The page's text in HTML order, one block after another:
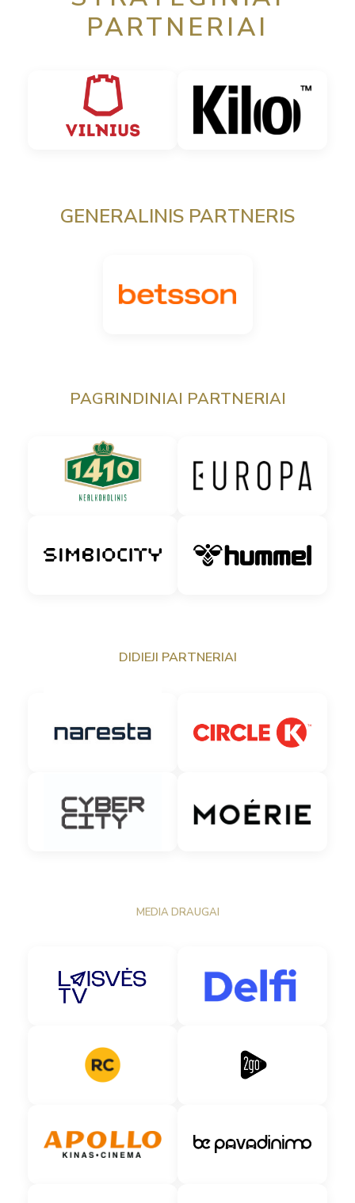
PARTNERIAI
GENERALINIS PARTNERIS
PAGRINDINIAI PARTNERIAI
DIDIEJI PARTNERIAI
MEDIA DRAUGAI